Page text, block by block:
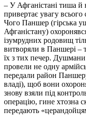
– У Афганістані тиша й
привертає увагу
Чого Паншер (гірська
Афганістану)
ізумрудних родовищ
витворяли в Паншері –
їх з тих печер.
провели не одну
передали район
владі), щоб вони
знову взяли під
операцію, гине хтозна
передають